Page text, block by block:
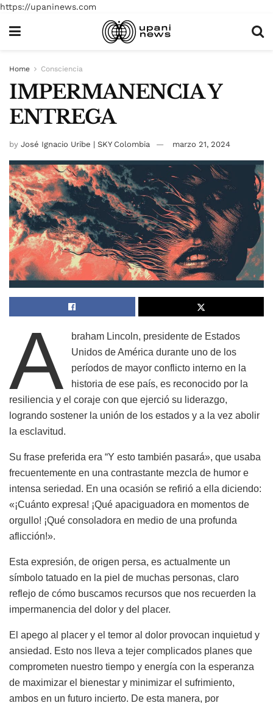
https://upaninews.com
Home Consciencia
IMPERMANENCIA Y
ENTREGA
by José Ignacio Uribe | SKY Colombia marzo 21, 2024
A
braham Lincoln, presidente de Estados
Unidos de América durante uno de los
períodos de mayor conflicto interno en la
historia de ese país, es reconocido por la
resiliencia y el coraje con que ejerció su liderazgo,
logrando sostener la unión de los estados y a la vez abolir
la esclavitud.
Su frase preferida era “Y esto también pasará», que usaba
frecuentemente en una contrastante mezcla de humor e
intensa seriedad. En una ocasión se refirió a ella diciendo:
«¡Cuánto expresa! ¡Qué apaciguadora en momentos de
orgullo! ¡Qué consoladora en medio de una profunda
aflicción!».
Esta expresión, de origen persa, es actualmente un
símbolo tatuado en la piel de muchas personas, claro
reflejo de cómo buscamos recursos que nos recuerden la
impermanencia del dolor y del placer.
El apego al placer y el temor al dolor provocan inquietud y
ansiedad. Esto nos lleva a tejer complicados planes que
comprometen nuestro tiempo y energía con la esperanza
de maximizar el bienestar y minimizar el sufrimiento,
ambos en un futuro incierto. De esta manera, por